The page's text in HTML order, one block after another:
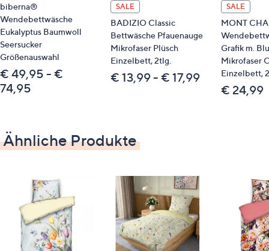
trocknergeeignet
Identifikationsnummer
GTIN: 4053855526535
Passende Produkte
Spannbettlaken 839940
Spannbettlaken 839935
Bitte beachten
biberna®
Wendebettwäsche
Eukalyptus Baumwoll
Seersucker
Größenauswahl
€ 49,95 - €
74,95
SALE
BADIZIO Classic
Bettwäsche Pfauenauge
Mikrofaser Plüsch
Einzelbett, 2tlg.
€ 13,99 - € 17,99
SALE
MONT
Grafik m.
Mikrofaser
Einzelbett,
€ 24,99
Ähnliche Produkte